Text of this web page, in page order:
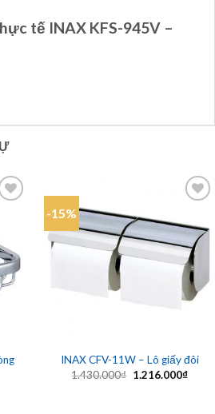
tế INAX KFS-945V –
to
-15%
Add to
wishlist
INAX CFV-11W – Lô giấy đôi
1.430.000₫ Giá
1.216.000₫Giá